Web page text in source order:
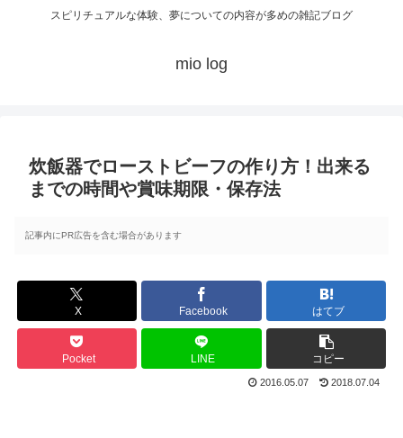
スピリチュアルな体験、夢についての内容が多めの雑記ブログ
mio log
炊飯器でローストビーフの作り方！出来る
までの時間や賞味期限・保存法
記事内にPR広告を含む場合があります
X Facebook はてブ
Pocket LINE コピー
2016.05.07 2018.07.04